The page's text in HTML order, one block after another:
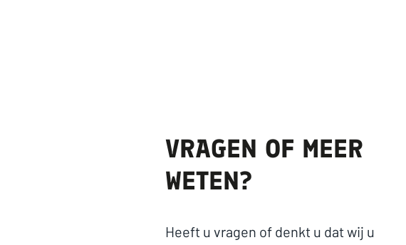
VRAGEN OF MEER
WETEN?
Heeft u vragen of denkt u dat wij u